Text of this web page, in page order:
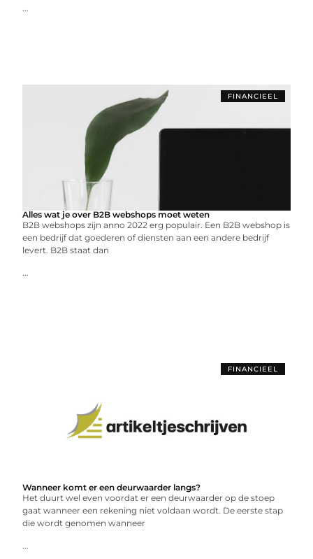
...
FINANCIEEL
Alles wat je over B2B webshops moet weten
B2B webshops zijn anno 2022 erg populair. Een B2B webshop is
een bedrijf dat goederen of diensten aan een andere bedrijf
levert. B2B staat dan
...
FINANCIEEL
Wanneer komt er een deurwaarder langs?
Het duurt wel even voordat er een deurwaarder op de stoep
gaat wanneer een rekening niet voldaan wordt. De eerste stap
die wordt genomen wanneer
...